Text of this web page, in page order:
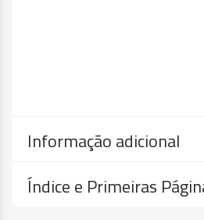
Informação adicional
Índice e Primeiras